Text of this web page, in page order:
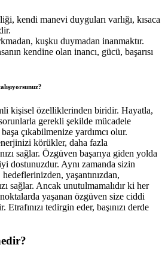
kendi manevi duyguları varlığı, kısaca
kuşku duymadan inanmaktır.
kendine olan inancı, gücü, başarısı
kişisel özelliklerinden biridir. Hayatla,
gerekli şekilde mücadele
çıkabilmenize yardımcı olur.
körükler, daha fazla
sağlar. Özgüven başarıya giden yolda
dostunuzdur. Aynı zamanda sizin
hedeflerinizden, yaşantınızdan,
sağlar. Ancak unutulmamalıdır ki her
yaşanan özgüven size ciddi
tedirgin eder, başınızı derde